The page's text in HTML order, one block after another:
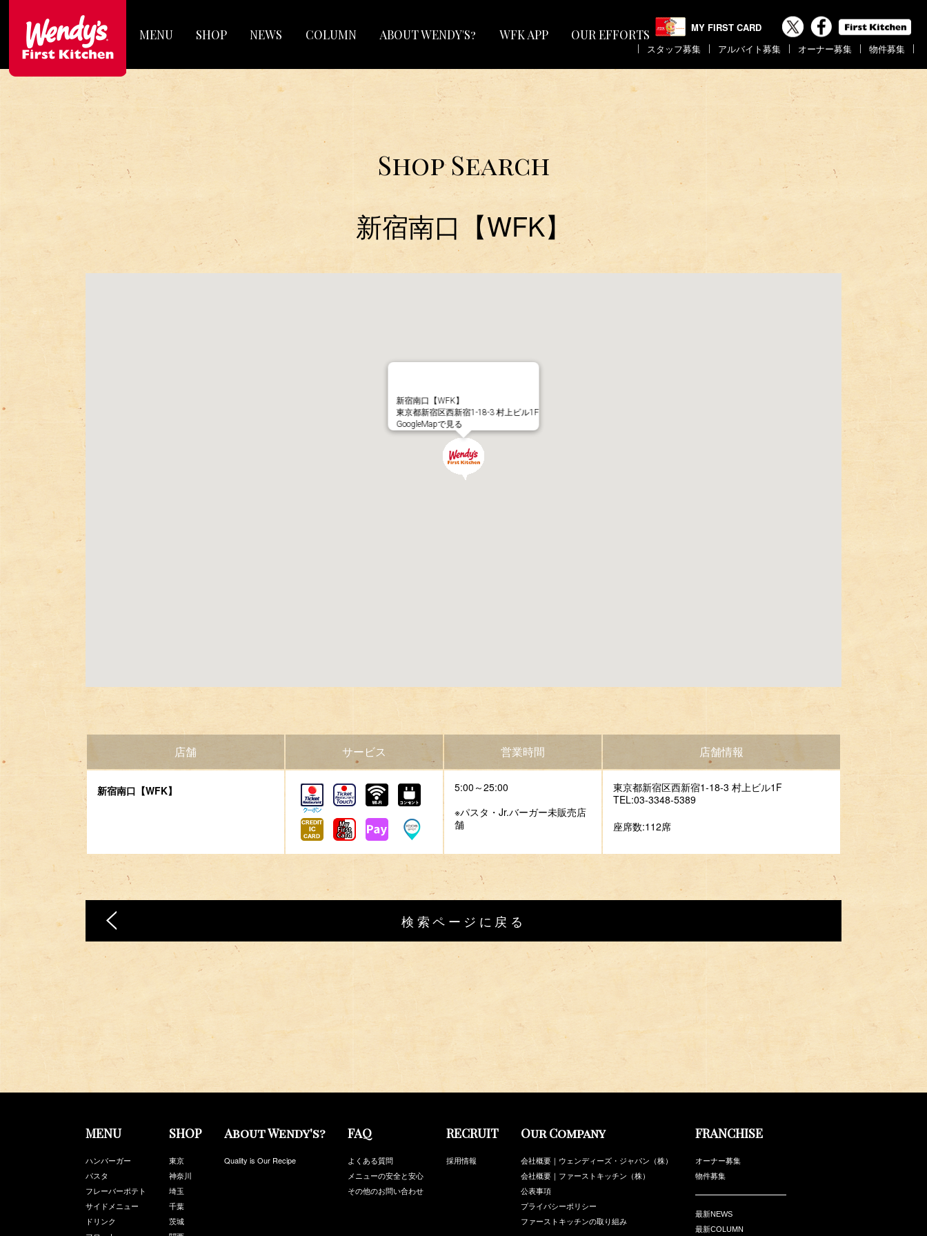
MENU SHOP NEWS COLUMN ABOUT WENDY'S? WFK APP OUR EFFORTS
MY FIRST CARD
｜
スタッフ募集 ｜ アルバイト募集 ｜ オーナー募集 ｜ 物件募集 ｜
Shop Search
新宿南口【WFK】
新宿南口【WFK】
東京都新宿区西新宿1-18-3 村上ビル1F
GoogleMapで見る
店舗 サービス 営業時間 店舗情報
新宿南口【WFK】
5:00～25:00
※パスタ・Jr.バーガー未販売店
舗
東京都新宿区西新宿1-18-3 村上ビル1F
TEL:03-3348-5389
座席数:112席
検索ページに戻る
MENU
ハンバーガー
パスタ
フレーバーポテト
サイドメニュー
ドリンク
SHOP
東京
神奈川
埼玉
千葉
茨城
About Wendy's?
Quality is Our Recipe
FAQ
よくある質問
メニューの安全と安心
その他のお問い合わせ
RECRUIT
採用情報
Our Company
会社概要｜ウェンディーズ・ジャパン（株）
会社概要｜ファーストキッチン（株）
公表事項
プライバシーポリシー
ファーストキッチンの取り組み
FRANCHISE
オーナー募集
物件募集
最新NEWS
最新COLUMN